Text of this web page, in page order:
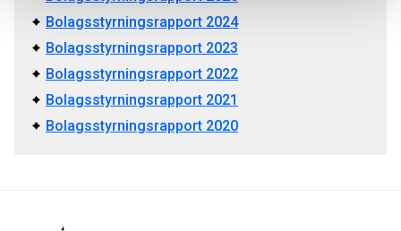
Bolagsstyrningsrapport 2024
Bolagsstyrningsrapport 2023
Bolagsstyrningsrapport 2022
Bolagsstyrningsrapport 2021
Bolagsstyrningsrapport 2020